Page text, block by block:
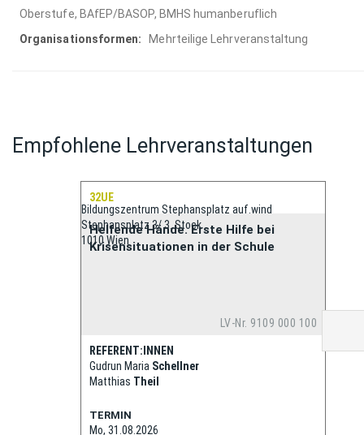
Oberstufe, BAfEP/BASOP, BMHS humanberuflich
Mehrteilige Lehrveranstaltung
Empfohlene Lehrveranstaltungen
32UE
Helfende Hände. Erste Hilfe bei
Krisensituationen in der Schule
LV-Nr. 9109 000 100
REFERENT:INNEN
Gudrun Maria Schellner
Matthias Theil
TERMIN
Mo, 31.08.2026
Bildungszentrum Stephansplatz auf.wind
Stephansplatz 3/ 3. Stock
1010 Wien